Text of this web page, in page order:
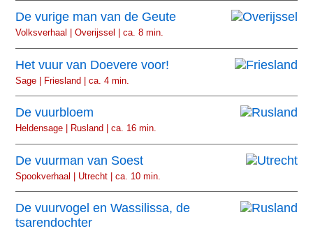
De vurige man van de Geute
Volksverhaal | Overijssel | ca. 8 min.
Het vuur van Doevere voor!
Sage | Friesland | ca. 4 min.
De vuurbloem
Heldensage | Rusland | ca. 16 min.
De vuurman van Soest
Spookverhaal | Utrecht | ca. 10 min.
De vuurvogel en Wassilissa, de
tsarendochter